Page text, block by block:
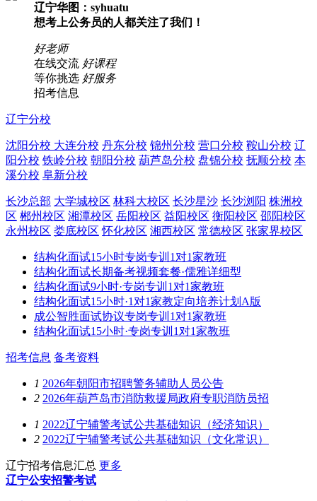
辽宁华图：syhuatu
想考上公务员的人都关注了我们！
好老师
在线交流 好课程
等你挑选 好服务
招考信息
辽宁分校
沈阳分校 大连分校 丹东分校 锦州分校 营口分校 鞍山分校 辽
阳分校 铁岭分校 朝阳分校 葫芦岛分校 盘锦分校 抚顺分校 本
溪分校 阜新分校
长沙总部 大学城校区 林科大校区 长沙星沙 长沙浏阳 株洲校
区 郴州校区 湘潭校区 岳阳校区 益阳校区 衡阳校区 邵阳校区
永州校区 娄底校区 怀化校区 湘西校区 常德校区 张家界校区
结构化面试15小时专岗专训1对1家教班
结构化面试长期备考视频套餐·儒雅详细型
结构化面试9小时·专岗专训1对1家教班
结构化面试15小时·1对1家教定向培养计划A版
成公智胜面试协议专岗专训1对1家教班
结构化面试15小时·专岗专训1对1家教班
招考信息 备考资料
1 2026年朝阳市招聘警务辅助人员公告
2 2026年葫芦岛市消防救援局政府专职消防员招
1 2022辽宁辅警考试公共基础知识（经济知识）
2 2022辽宁辅警考试公共基础知识（文化常识）
辽宁招考信息汇总 更多
辽宁公安招警考试